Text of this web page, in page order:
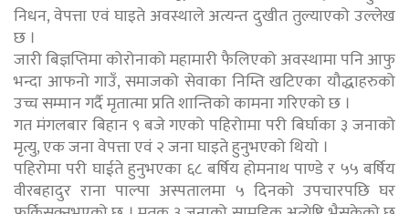
निधन, वेपत्ता एवं घाइते अवस्थाले अत्यन्त दुखीत तुल्याएको उल्लेख
छ ।
जारी बिज्ञप्तिमा कोरोनाको महामारी फैलिएको अवस्थामा पनि आफु
भन्दा आफनो गाउँ, समाजको सेवाका निम्ति खटिएका यौद्धाहरुको
उच्च सम्मान गर्दै मृतात्मा प्रति शान्तिको कामना गरिएको छ ।
गत मंगलबार बिहान ९ बजे गएको पहिरोामा परी बिर्घाका ३ जनाको
मृत्यु, एक जना वेपत्ता एवं २ जना घाइते हुनुभएको थियो ।
पहिरोमा परी घाईते हुनुभएका ६८ बर्षिय होमनाथ पाण्डे र ५५ बर्षिय
वीरबहादुर राना पाल्पा अस्पतालमा ५ दिनको उपचारपछि घर